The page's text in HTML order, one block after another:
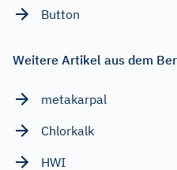
Button
Weitere Artikel aus dem
metakarpal
Chlorkalk
HWI